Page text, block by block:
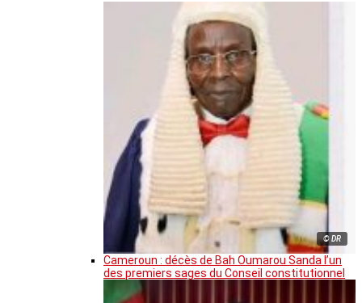
© DR
Cameroun : décès de Bah Oumarou Sanda l’un
des premiers sages du Conseil constitutionnel